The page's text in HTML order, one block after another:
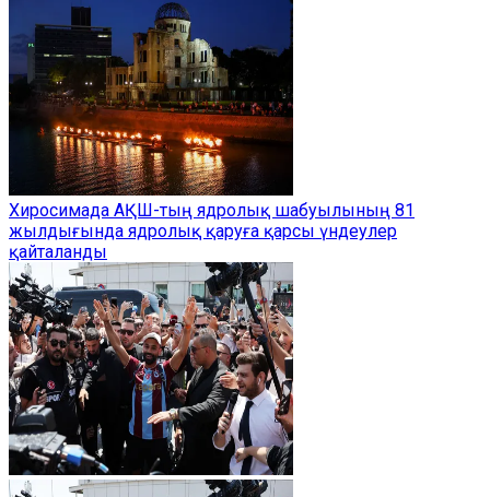
Хиросимада АҚШ-тың ядролық шабуылының 81
жылдығында ядролық қаруға қарсы үндеулер
қайталанды